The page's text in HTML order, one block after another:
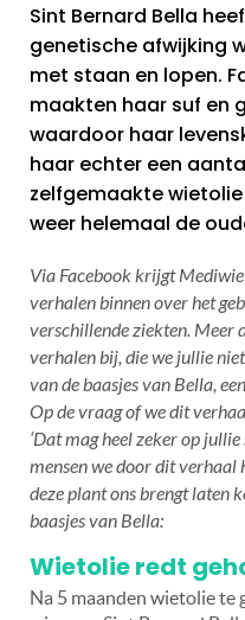
Sint Bernard Bella
genetische afwijking
met staan en lopen.
maakten haar suf en
waardoor haar
haar echter een
zelfgemaakte
weer helemaal de
Via Facebook krijgt
verhalen binnen over het
verschillende ziekten. Meer
verhalen bij, die we jullie
van de baasjes van Bella,
Op de vraag of we dit
‘Dat mag heel zeker op
mensen we door dit verhaal
deze plant ons brengt laten
baasjes van Bella:
Wietolie redt
Na 5 maanden wietolie te